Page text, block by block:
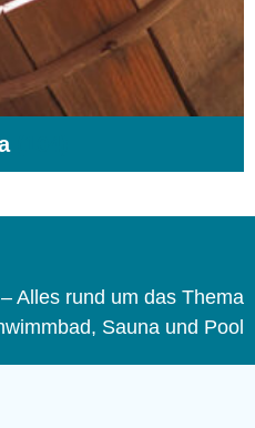
Alles rund um das Thema
Sauna und Pool